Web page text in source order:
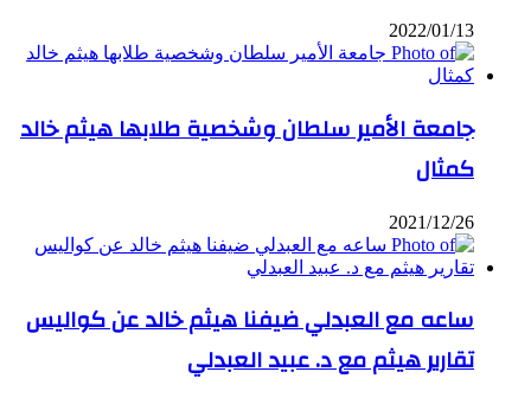
2022/01/13
جامعة الأمير سلطان وشخصية طلابها هيثم خالد
كمثال
2021/12/26
ساعه مع العبدلي ضيفنا هيثم خالد عن كواليس
تقارير هيثم مع د. عبيد العبدلي